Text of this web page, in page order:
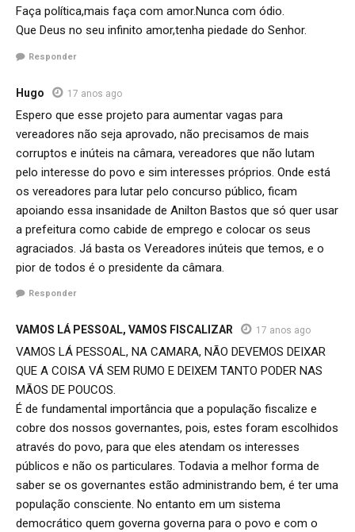
Faça política,mais faça com amor.Nunca com ódio.
Que Deus no seu infinito amor,tenha piedade do Senhor.
Responder
Hugo 17 anos ago
Espero que esse projeto para aumentar vagas para
vereadores não seja aprovado, não precisamos de mais
corruptos e inúteis na câmara, vereadores que não lutam
pelo interesse do povo e sim interesses próprios. Onde está
os vereadores para lutar pelo concurso público, ficam
apoiando essa insanidade de Anilton Bastos que só quer usar
a prefeitura como cabide de emprego e colocar os seus
agraciados. Já basta os Vereadores inúteis que temos, e o
pior de todos é o presidente da câmara.
Responder
VAMOS LÁ PESSOAL, VAMOS FISCALIZAR 17 anos ago
VAMOS LÁ PESSOAL, NA CAMARA, NÃO DEVEMOS DEIXAR
QUE A COISA VÁ SEM RUMO E DEIXEM TANTO PODER NAS
MÃOS DE POUCOS.
É de fundamental importância que a população fiscalize e
cobre dos nossos governantes, pois, estes foram escolhidos
através do povo, para que eles atendam os interesses
públicos e não os particulares. Todavia a melhor forma de
saber se os governantes estão administrando bem, é ter uma
população consciente. No entanto em um sistema
democrático quem governa governa para o povo e com o